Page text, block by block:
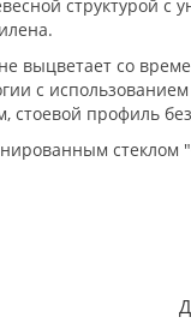
структурой с
выцветает со
с
профиль без
стеклом